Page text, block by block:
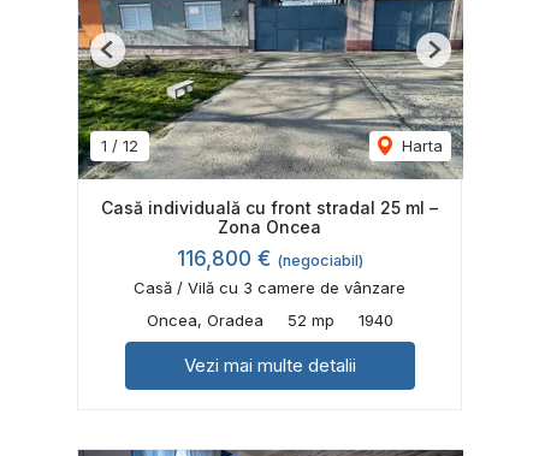
1 / 12 Harta
Previous Next
Casă individuală cu front stradal 25 ml –
Zona Oncea
116,800 € (negociabil)
Casă / Vilă cu 3 camere de vânzare
Oncea, Oradea
52 mp 1940
Vezi mai multe detalii